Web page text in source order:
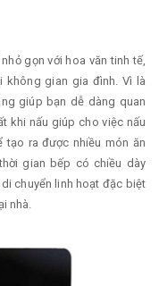
gọn với hoa văn tinh tế,
không gian gia đình. Vì là
giúp bạn dễ dàng quan
khi nấu giúp cho việc nấu
tạo ra được nhiều món ăn
gian bếp có chiều dày
chuyển linh hoạt đặc biệt
nhà.